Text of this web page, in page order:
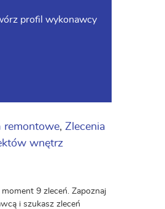
profil wykonawcy
remontowe, Zlecenia
wnętrz
9 zleceń. Zapoznaj
i szukasz zleceń